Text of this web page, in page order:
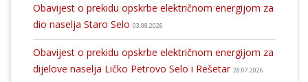
Obavijest o prekidu opskrbe električnom energijom za
dio naselja Staro Selo 03.08.2026
Obavijest o prekidu opskrbe električnom energijom za
dijelove naselja Ličko Petrovo Selo i Rešetar 28.07.2026